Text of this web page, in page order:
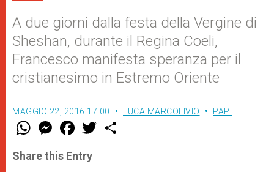
A due giorni dalla festa della Vergine di
Sheshan, durante il Regina Coeli,
Francesco manifesta speranza per il
cristianesimo in Estremo Oriente
MAGGIO 22, 2016 17:00 LUCA MARCOLIVIO PAPI
W
t
s
M
e
s
e
F
a
e
b
w
Share this Entry